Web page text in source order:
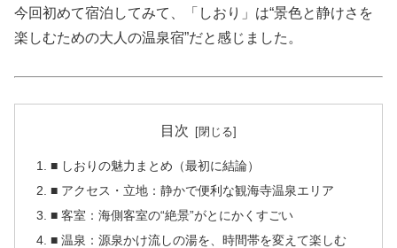
今回初めて宿泊してみて、「しおり」は“景色と静けさを
楽しむための大人の温泉宿”だと感じました。
目次
■ しおりの魅力まとめ（最初に結論）
■ アクセス・立地：静かで便利な観海寺温泉エリア
■ 客室：海側客室の“絶景”がとにかくすごい
■ 温泉：源泉かけ流しの湯を、時間帯を変えて楽しむ